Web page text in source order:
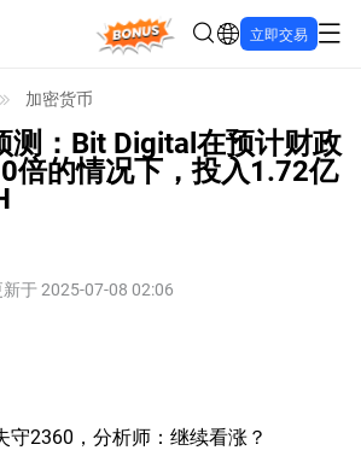
Bonus 立即交易
加密货币
测：Bit Digital在预计财政
倍的情况下，投入1.72亿
于 2025-07-08 02:06
守2360，分析师：继续看涨？